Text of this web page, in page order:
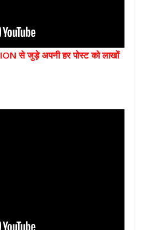
से जुड़े अपनी हर पोस्ट को लाखों